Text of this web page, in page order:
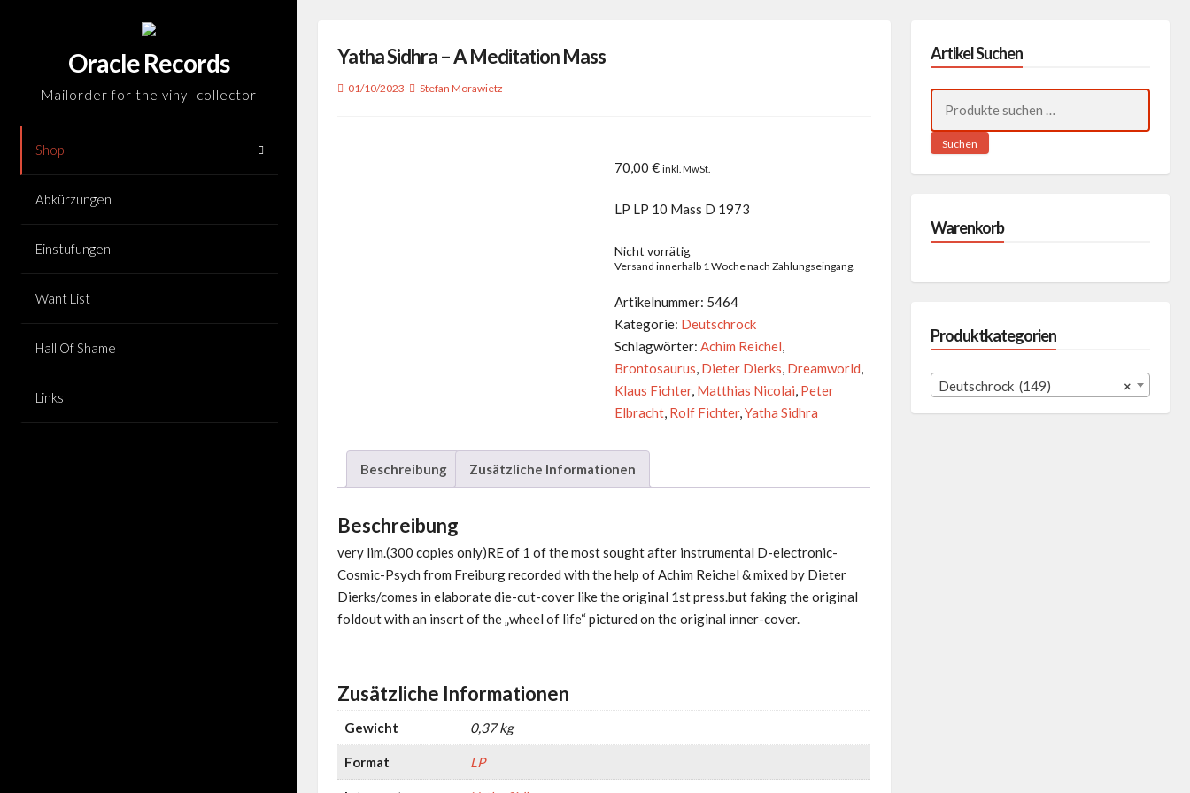
Oracle Records
Mailorder for the vinyl-collector
Shop
Abkürzungen
Einstufungen
Want List
Hall Of Shame
Links
Yatha Sidhra – A Meditation Mass
01/10/2023 Stefan Morawietz
70,00€ inkl. MwSt.
LP LP 10 Mass D 1973
Nicht vorrätig
Versand innerhalb 1 Woche nach Zahlungseingang.
Artikelnummer: 5464
Kategorie: Deutschrock
Schlagwörter:Achim Reichel,
Brontosaurus, Dieter Dierks, Dreamworld,
Klaus Fichter, Matthias Nicolai, Peter
Elbracht, Rolf Fichter,Yatha Sidhra
Beschreibung Zusätzliche Informationen
Beschreibung
very lim.(300 copies only)RE of 1 of the most sought after instrumental D-electronic-
Cosmic-Psych from Freiburg recorded with the help of Achim Reichel & mixed by Dieter
Dierks/comes in elaborate die-cut-cover like the original 1st press.but faking the original
foldout with an insert of the „wheel of life“ pictured on the original inner-cover.
Zusätzliche Informationen
Gewicht 0,37 kg
Format LP
Artikel Suchen
nach:
Suchen
Warenkorb
Produktkategorien
×
Deutschrock (149)